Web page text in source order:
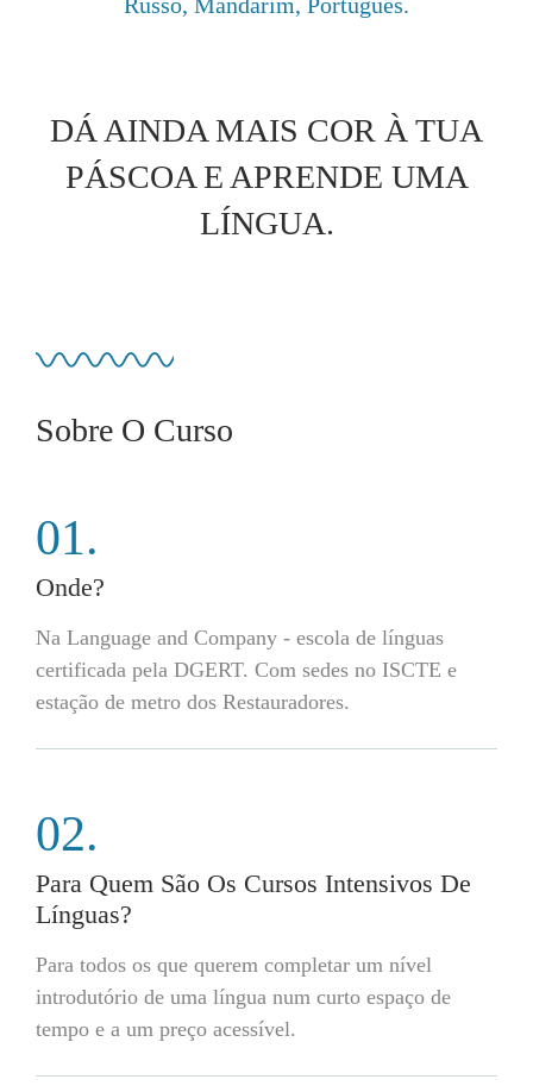
DÁ AINDA MAIS COR À TUA
PÁSCOA E APRENDE UMA
LÍNGUA.
Sobre O Curso
01.
Onde?
Na Language and Company - escola de línguas
certificada pela DGERT. Com sedes no ISCTE e
estação de metro dos Restauradores.
02.
Para Quem São Os Cursos Intensivos De
Línguas?
Para todos os que querem completar um nível
introdutório de uma língua num curto espaço de
tempo e a um preço acessível.